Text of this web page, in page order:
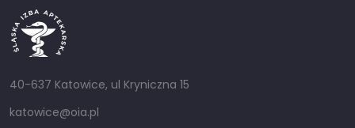
40-637 Katowice, ul Kryniczna 15
katowice@oia.pl